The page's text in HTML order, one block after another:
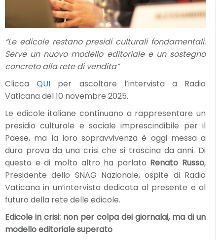
“Le edicole restano presidi culturali fondamentali.
Serve un nuovo modello editoriale e un sostegno
concreto alla rete di vendita”
CliccaQUI per ascoltare l’intervista a Radio
Vaticana del 10 novembre 2025.
Le edicole italiane continuano a rappresentare un
presidio culturale e sociale imprescindibile per il
Paese, ma la loro sopravvivenza è oggi messa a
dura prova da una crisi che si trascina da anni. Di
questo e di molto altro ha parlato Renato Russo,
Presidente dello SNAG Nazionale, ospite di Radio
Vaticana in un’intervista dedicata al presente e al
futuro della rete delle edicole.
Edicole in crisi: non per colpa dei giornalai, ma di un
modello editoriale superato